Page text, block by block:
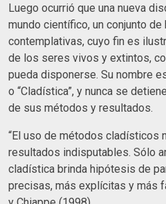
Luego ocurrió que una nueva
mundo científico, un conjunto
contemplativas, cuyo fin es
de los seres vivos y extintos,
pueda disponerse. Su nombre
o “Cladística”, y nunca se
de sus métodos y resultados.
“El uso de métodos cladísticos
resultados indisputables. Sólo
cladística brinda hipótesis de
precisas, más explícitas y más